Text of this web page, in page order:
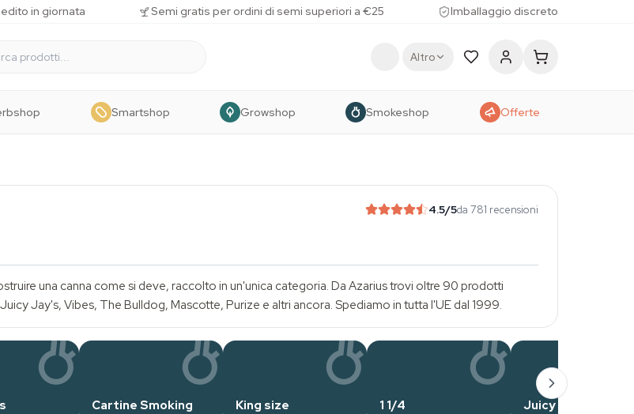
in giornata Semi gratis per ordini di semi superiori a €25 Imballaggio discreto
Altro
Smartshop Growshop Smokeshop Offerte
4.5/5da 781 recensioni
una canna come si deve, raccolto in un'unica categoria. Da Azarius trovi oltre 90 prodotti
Juicy Jay's, Vibes, The Bulldog, Mascotte, Purize e altri ancora. Spediamo in tutta l'UE dal 1999.
Cartine Smoking King size 1 1/4 Juicy Jay's